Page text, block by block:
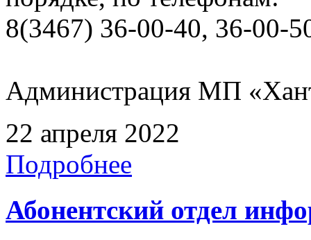
8(3467) 36-00-40, 36-00-
Администрация МП
22 апреля 2022
Подробнее
Абонентский отдел